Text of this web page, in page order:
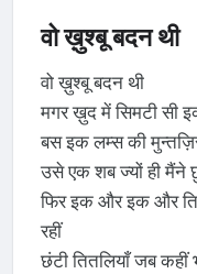
वो ख़ुश्बू बदन थी
वो ख़ुश्बू बदन थी
मगर ख़ुद में सिमटी सी
बस इक लम्स की
उसे एक शब ज्यों ही मैंने
फिर इक और इक और
रहीं
छंटी तितलियाँ जब कहीं